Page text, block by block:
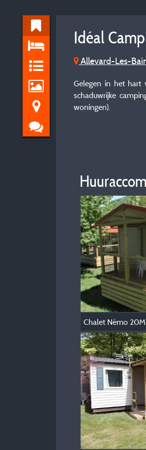
Idéal
Allevard-Les-
Gelegen in het hart
schaduwrijke
woningen).